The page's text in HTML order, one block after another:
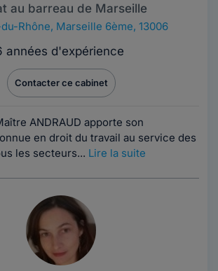
au barreau de Marseille
Rhône, Marseille 6ème, 13006
années d'expérience
Contacter ce cabinet
ANDRAUD apporte son
en droit du travail au service des
les secteurs... Lire la suite